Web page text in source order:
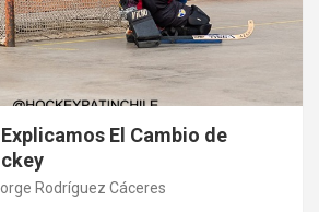
El Cambio de
Rodríguez Cáceres